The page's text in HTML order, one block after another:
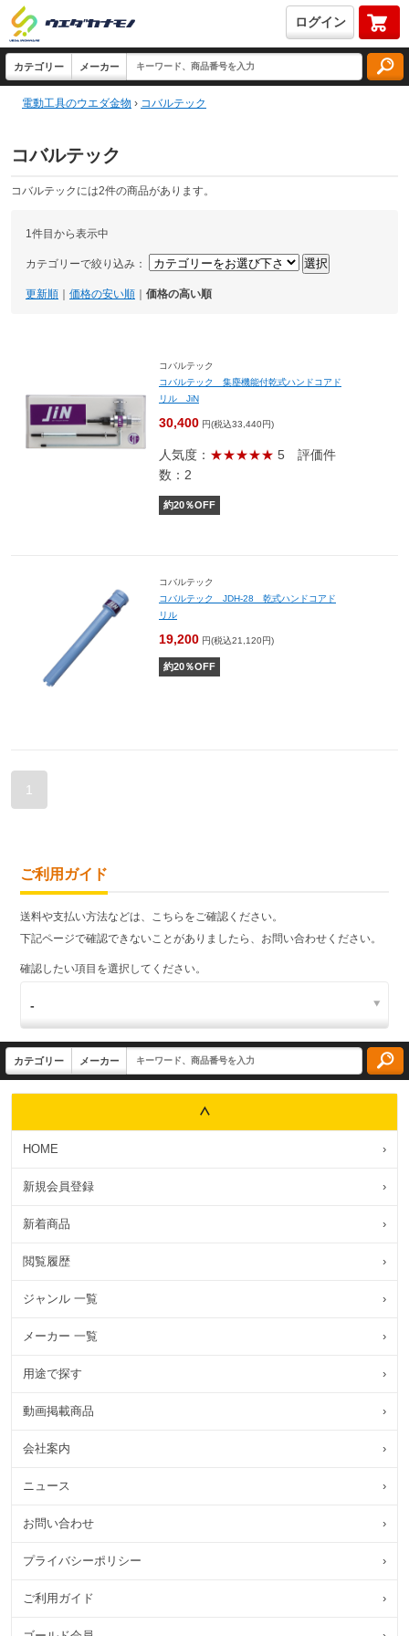
ログイン
電動工具のウエダ金物 › コバルテック
コバルテック
コバルテックには2件の商品があります。
1件目から表示中
カテゴリーで絞り込み：
更新順 価格の安い順 価格の高い順
コバルテック
コバルテック 集塵機能付乾式ハンドコアド
リル JiN
30,400 円(税込33,440円)
人気度： ★★★★★ 5 評価件
数：2
約20％OFF
コバルテック
コバルテック JDH-28 乾式ハンドコアド
リル
19,200 円(税込21,120円)
約20％OFF
1
ご利用ガイド
送料や支払い方法などは、こちらをご確認ください。
下記ページで確認できないことがありましたら、お問い合わせください。
確認したい項目を選択してください。
HOME ›
新規会員登録 ›
新着商品 ›
閲覧履歴 ›
ジャンル 一覧 ›
メーカー 一覧 ›
用途で探す ›
動画掲載商品 ›
会社案内 ›
ニュース ›
お問い合わせ ›
プライバシーポリシー ›
ご利用ガイド ›